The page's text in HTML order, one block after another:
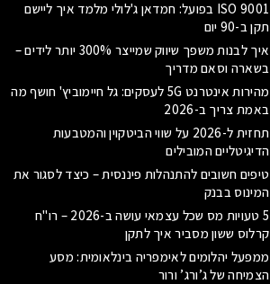
ISO 9001 בפועל: חמדאן ג'לולי מלמד איך ליישם
תקן ב-90 יום
איך לבנות משפך שיווק שמייצר 300% יותר לידים –
בשארה וסאם מדריך
מהירות אינטרנט 5G לעסקים: גל חיימוביץ' חושף מה
באמת צריך ב-2026
תחזית ל-2026 על שווי הביטקוין והמטבעות
הדיגיטליים המובילים
טיפים חשובים להתנהלות פיננסית – כיצד לסגור את
המינוס בבנק
5 טעויות מס שכל עצמאי עושה ב-2026 – רו"ח
קרלוס ששון מסביר איך לתקן
ממפעל יהלומים לאימפריה בינלאומית: מסע
הצמיחה של ג’ורג’ ורור